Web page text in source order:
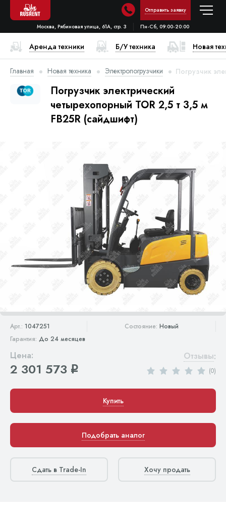
Отправить заявку
Москва, Рябиновая улица, 61А, стр. 3 Пн-Сб, 09:00-20:00
Аренда техники Б/У техника Новая
Главная Новая техника Электропогрузчики Погрузчик
Погрузчик электрический
четырехопорный TOR 2,5 т 3,5 м
FB25R (сайдшифт)
Арт.: 1047251 Состояние: Новый
Гарантия: До 24 месяцев
Цена:
2 301 573 q
Отзывы:
(0)
Купить
Подобрать аналог
Сдать в Trade-In Хочу продать